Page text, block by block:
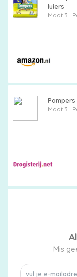
luiers
Maat 3
Pampers
Maat 3